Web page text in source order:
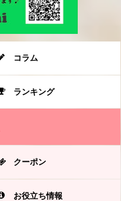
コラム
ランキング
クーポン
お役立ち情報